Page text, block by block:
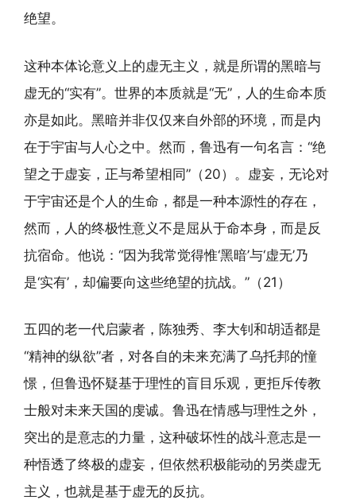
绝望。
这种本体论意义上的虚无主义，就是所谓的黑暗与
虚无的“实有”。世界的本质就是“无”，人的生命本质
亦是如此。黑暗并非仅仅来自外部的环境，而是内
在于宇宙与人心之中。然而，鲁迅有一句名言：“绝
望之于虚妄，正与希望相同”（20）。虚妄，无论对
于宇宙还是个人的生命，都是一种本源性的存在，
然而，人的终极性意义不是屈从于命本身，而是反
抗宿命。他说：“因为我常觉得惟‘黑暗’与‘虚无’乃
是‘实有’，却偏要向这些绝望的抗战。”（21）
五四的老一代启蒙者，陈独秀、李大钊和胡适都是
“精神的纵欲”者，对各自的未来充满了乌托邦的憧
憬，但鲁迅怀疑基于理性的盲目乐观，更拒斥传教
士般对未来天国的虔诚。鲁迅在情感与理性之外，
突出的是意志的力量，这种破坏性的战斗意志是一
种悟透了终极的虚妄，但依然积极能动的另类虚无
主义，也就是基于虚无的反抗。